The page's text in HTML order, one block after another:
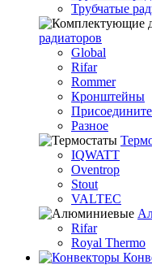
Трубчатые
радиаторов
Global
Rifar
Rommer
Кронштейны
Разное
IQWATT
Oventrop
Stout
VALTEC
Rifar
Royal Thermo